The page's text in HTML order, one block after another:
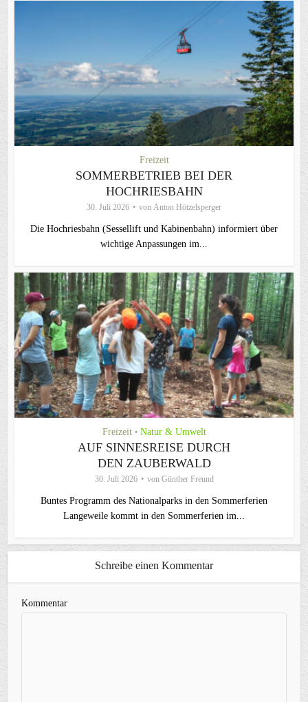
Freizeit
SOMMERBETRIEB BEI DER
HOCHRIESBAHN
30. Juli 2026 von Anton Hötzelsperger
Die Hochriesbahn (Sessellift und Kabinenbahn) informiert über
wichtige Anpassungen im...
Freizeit • Natur & Umwelt
AUF SINNESREISE DURCH
DEN ZAUBERWALD
30. Juli 2026 von Günther Freund
Buntes Programm des Nationalparks in den Sommerferien
Langeweile kommt in den Sommerferien im...
Schreibe einen Kommentar
Kommentar